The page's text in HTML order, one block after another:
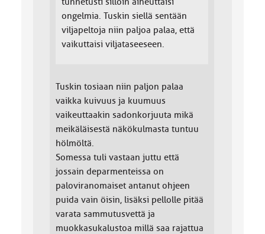
ongelmia. Tuskin siellä sentään
viljapeltoja niin paljoa palaa, että
vaikuttaisi viljataseeseen.
Tuskin tosiaan niin paljon palaa
vaikka kuivuus ja kuumuus
vaikeuttaakin sadonkorjuuta mikä
meikäläisestä näkökulmasta tuntuu
hölmöltä.
Somessa tuli vastaan juttu että
jossain deparmenteissa on
paloviranomaiset antanut ohjeen
puida vain öisin, lisäksi pellolle pitää
varata sammutusvettä ja
muokkasukalustoa millä saa rajattua